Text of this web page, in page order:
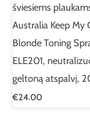
šviesiems
Australia Keep My
Blonde Toning
ELE201,
geltoną atspalvį,
€24.00